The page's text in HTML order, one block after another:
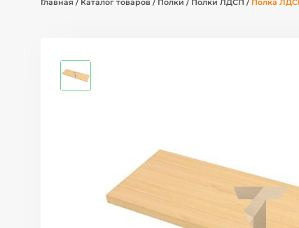
Главная / Каталог товаров / Полки / Полки ЛДСП / Полка